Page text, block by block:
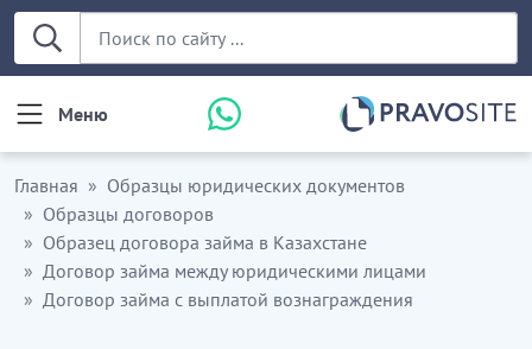
Меню
Главная
Образцы юридических документов
Образцы договоров
Образец договора займа в Казахстане
Договор займа между юридическими лицами
Договор займа с выплатой вознаграждения